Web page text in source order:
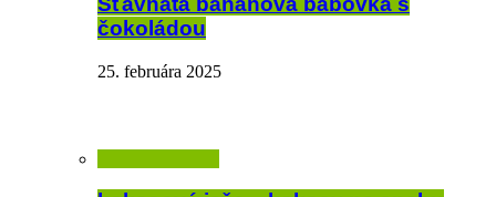
čokoládou
25. februára 2025